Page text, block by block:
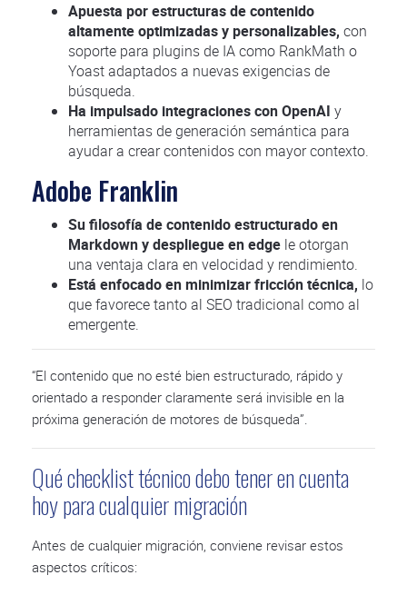
Apuesta por estructuras de contenido
altamente optimizadas y personalizables, con
soporte para plugins de IA como RankMath o
Yoast adaptados a nuevas exigencias de
búsqueda.
Ha impulsado integraciones con OpenAI y
herramientas de generación semántica para
ayudar a crear contenidos con mayor contexto.
Adobe Franklin
Su filosofía de contenido estructurado en
Markdown y despliegue en edge le otorgan
una ventaja clara en velocidad y rendimiento.
Está enfocado en minimizar fricción técnica, lo
que favorece tanto al SEO tradicional como al
emergente.
“El contenido que no esté bien estructurado, rápido y
orientado a responder claramente será invisible en la
próxima generación de motores de búsqueda”.
Qué checklist técnico debo tener en cuenta
hoy para cualquier migración
Antes de cualquier migración, conviene revisar estos
aspectos críticos: